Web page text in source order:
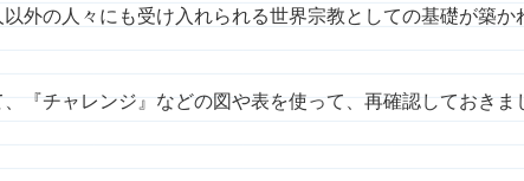
外の人々にも受け入れられる世界宗教としての基礎が築か
『チャレンジ』などの図や表を使って、再確認しておきま